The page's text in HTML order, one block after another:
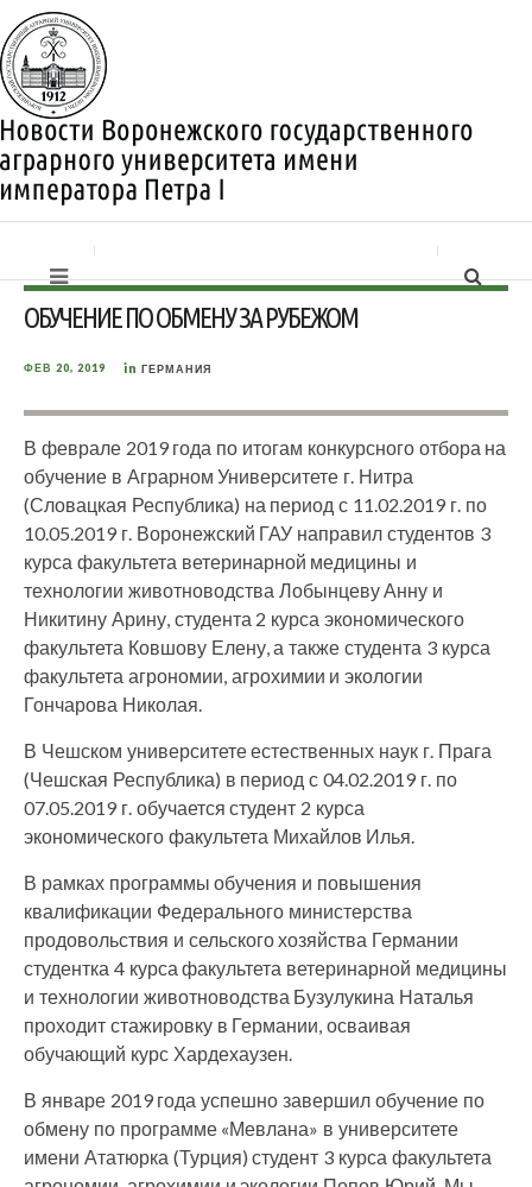
ОБУЧЕНИЕ ПО ОБМЕНУ ЗА РУБЕЖОМ
ФЕВ 20, 2019 in ГЕРМАНИЯ
В феврале 2019 года по итогам конкурсного отбора на
обучение в Аграрном Университете г. Нитра
(Словацкая Республика) на период с 11.02.2019 г. по
10.05.2019 г. Воронежский ГАУ направил студентов 3
курса факультета ветеринарной медицины и
технологии животноводства Лобынцеву Анну и
Никитину Арину, студента 2 курса экономического
факультета Ковшову Елену, а также студента 3 курса
факультета агрономии, агрохимии и экологии
Гончарова Николая.
В Чешском университете естественных наук г. Прага
(Чешская Республика) в период с 04.02.2019 г. по
07.05.2019 г. обучается студент 2 курса
экономического факультета Михайлов Илья.
В рамках программы обучения и повышения
квалификации Федерального министерства
продовольствия и сельского хозяйства Германии
студентка 4 курса факультета ветеринарной медицины
и технологии животноводства Бузулукина Наталья
проходит стажировку в Германии, осваивая
обучающий курс Хардехаузен.
В январе 2019 года успешно завершил обучение по
обмену по программе «Мевлана» в университете
имени Ататюрка (Турция) студент 3 курса факультета